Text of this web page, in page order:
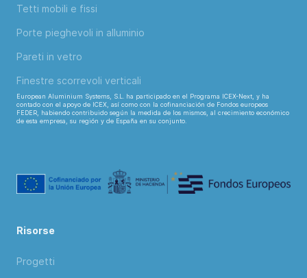
Tetti mobili e fissi
Porte pieghevoli in alluminio
Pareti in vetro
Finestre scorrevoli verticali
European Aluminium Systems, S.L. ha participado en el Programa ICEX-Next, y ha
contado con el apoyo de ICEX, así como con la cofinanciación de Fondos europeos
FEDER, habiendo contribuido según la medida de los mismos, al crecimiento económico
de esta empresa, su región y de España en su conjunto.
Risorse
Progetti